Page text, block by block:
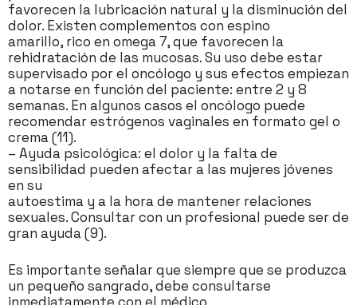
favorecen la lubricación natural y la disminución del
dolor. Existen complementos con espino
amarillo, rico en omega 7, que favorecen la
rehidratación de las mucosas. Su uso debe estar
supervisado por el oncólogo y sus efectos empiezan
a notarse en función del paciente: entre 2 y 8
semanas. En algunos casos el oncólogo puede
recomendar estrógenos vaginales en formato gel o
crema (11).
– Ayuda psicológica: el dolor y la falta de
sensibilidad pueden afectar a las mujeres jóvenes
en su
autoestima y a la hora de mantener relaciones
sexuales. Consultar con un profesional puede ser de
gran ayuda (9).
Es importante señalar que siempre que se produzca
un pequeño sangrado, debe consultarse